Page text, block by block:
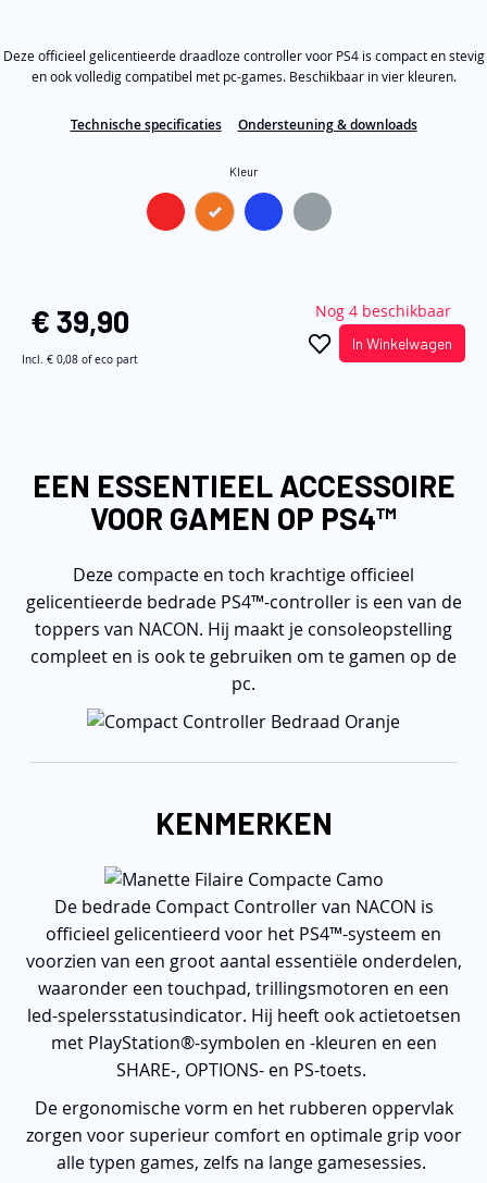
afbeeldingen-
gallerij
stars,
average
value.
Read
Deze officieel gelicentieerde draadloze controller voor PS4 is compact en stevig
en ook volledig compatibel met pc-games. Beschikbaar in vier kleuren.
Technische specificaties Ondersteuning & downloads
Kleur
€ 39,90
Incl. € 0,08 of eco part
Nog 4 beschikbaar
In Winkelwagen
EEN ESSENTIEEL ACCESSOIRE
VOOR GAMEN OP PS4™
Deze compacte en toch krachtige officieel
gelicentieerde bedrade PS4™-controller is een van de
toppers van NACON. Hij maakt je consoleopstelling
compleet en is ook te gebruiken om te gamen op de
pc.
KENMERKEN
De bedrade Compact Controller van NACON is
officieel gelicentieerd voor het PS4™-systeem en
voorzien van een groot aantal essentiële onderdelen,
waaronder een touchpad, trillingsmotoren en een
led-spelersstatusindicator. Hij heeft ook actietoetsen
met PlayStation®-symbolen en -kleuren en een
SHARE-, OPTIONS- en PS-toets.
De ergonomische vorm en het rubberen oppervlak
zorgen voor superieur comfort en optimale grip voor
alle typen games, zelfs na lange gamesessies.